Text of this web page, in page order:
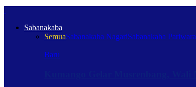
Sabanakaba
SemuaSabanakaba NagariSabanakaba Pariwara
Baru